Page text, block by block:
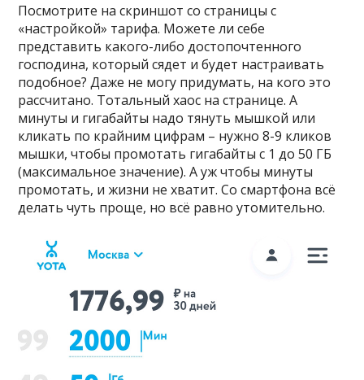
Посмотрите на скриншот со страницы с
«настройкой» тарифа. Можете ли себе
представить какого-либо достопочтенного
господина, который сядет и будет настраивать
подобное? Даже не могу придумать, на кого это
рассчитано. Тотальный хаос на странице. А
минуты и гигабайты надо тянуть мышкой или
кликать по крайним цифрам – нужно 8-9 кликов
мышки, чтобы промотать гигабайты с 1 до 50 ГБ
(максимальное значение). А уж чтобы минуты
промотать, и жизни не хватит. Со смартфона всё
делать чуть проще, но всё равно утомительно.